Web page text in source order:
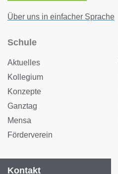
Über uns in einfacher Sprache
Schule
Aktuelles
Kollegium
Konzepte
Ganztag
Mensa
Förderverein
Kontakt